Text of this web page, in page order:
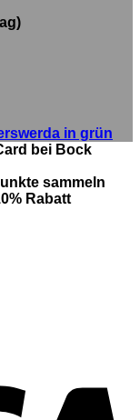
bei Bock
Rabatt